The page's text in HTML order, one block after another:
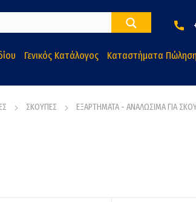
Γενικός Κατάλογος Καταστήματα
ΣΚΟΥΠΕΣ ΕΞΑΡΤΗΜΑΤΑ - ΑΝΑΛΩΣΙΜΑ ΓΙΑ